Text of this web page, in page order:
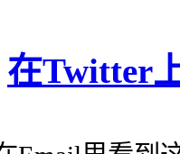
在Twitter